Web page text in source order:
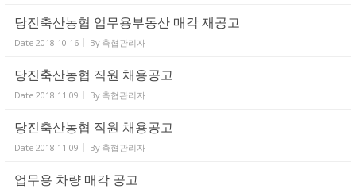
당진축산농협 업무용부동산 매각 재공고
Date 2018.10.16 By 축협관리자
당진축산농협 직원 채용공고
Date 2018.11.09 By 축협관리자
당진축산농협 직원 채용공고
Date 2018.11.09 By 축협관리자
업무용 차량 매각 공고